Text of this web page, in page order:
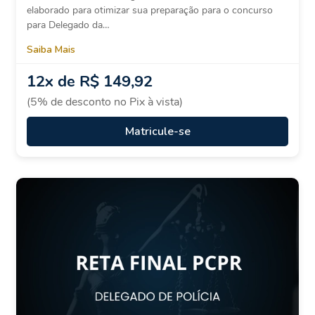
elaborado para otimizar sua preparação para o concurso
para Delegado da…
Saiba Mais
12x de R$ 149,92
(5% de desconto no Pix à vista)
Matricule-se